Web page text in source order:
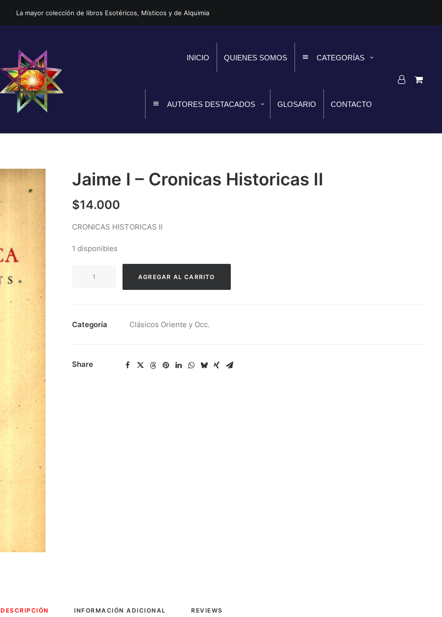
La mayor colección de libros Esotéricos, Místicos y de Alquimia
INICIO QUIENES SOMOS CATEGORÍAS
AUTORES DESTACADOS GLOSARIO CONTACTO
Jaime I – Cronicas Historicas II
$14.000
CRONICAS HISTORICAS II
1 disponibles
Historicas
AGREGAR AL CARRITO
Categoría Clásicos Oriente y Occ.
Share
DESCRIPCIÓN INFORMACIÓN ADICIONAL REVIEWS